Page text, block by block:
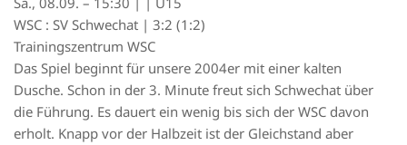
WSC : SV Schwechat | 3:2 (1:2)
Trainingszentrum WSC
Das Spiel beginnt für unsere 2004er mit einer kalten
Dusche. Schon in der 3. Minute freut sich Schwechat über
die Führung. Es dauert ein wenig bis sich der WSC davon
erholt. Knapp vor der Halbzeit ist der Gleichstand aber